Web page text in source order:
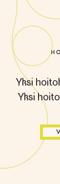
Yksi
Yksi